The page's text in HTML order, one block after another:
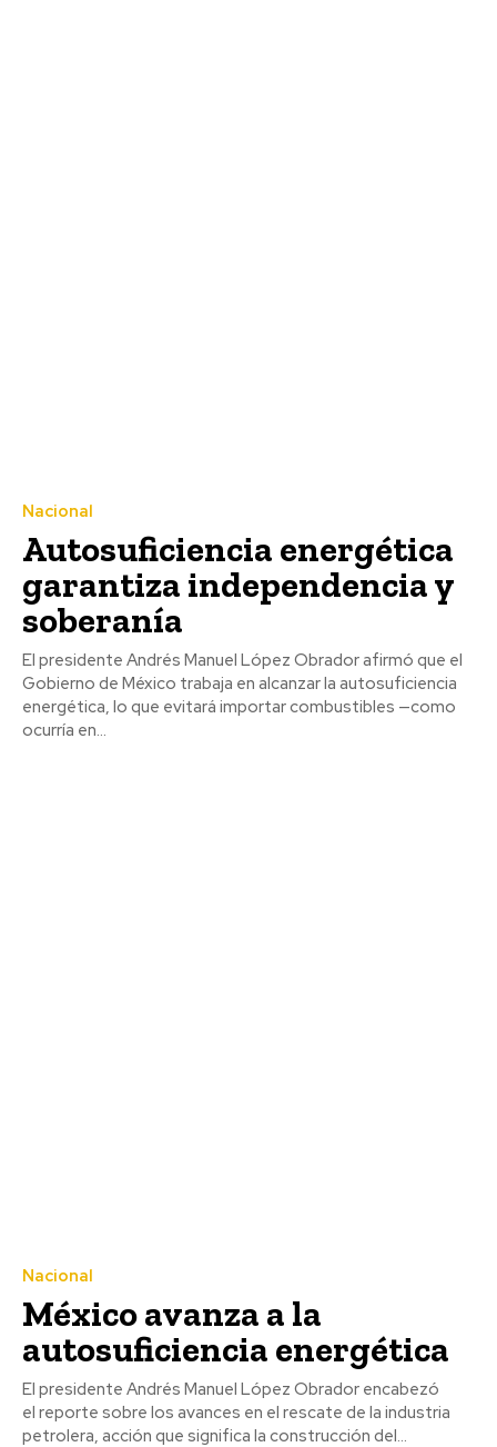
Nacional
Autosuficiencia energética
garantiza independencia y
soberanía
El presidente Andrés Manuel López Obrador afirmó que el
Gobierno de México trabaja en alcanzar la autosuficiencia
energética, lo que evitará importar combustibles —como
ocurría en...
Nacional
México avanza a la
autosuficiencia energética
El presidente Andrés Manuel López Obrador encabezó
el reporte sobre los avances en el rescate de la industria
petrolera, acción que significa la construcción del...